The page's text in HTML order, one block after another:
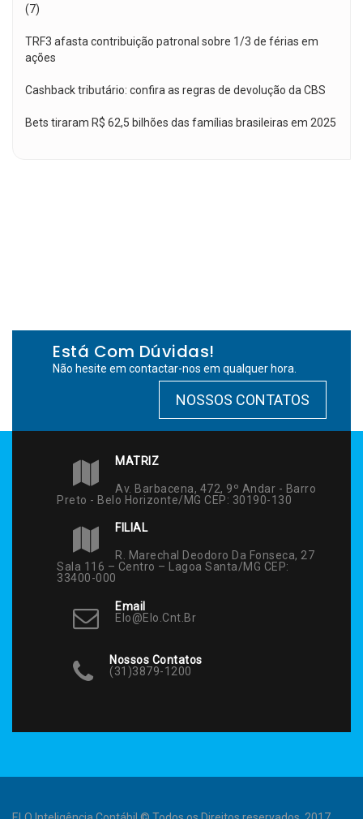
(7)
TRF3 afasta contribuição patronal sobre 1/3 de férias em
ações
Cashback tributário: confira as regras de devolução da CBS
Bets tiraram R$ 62,5 bilhões das famílias brasileiras em 2025
Está Com Dúvidas!
Não hesite em contactar-nos em qualquer hora.
NOSSOS CONTATOS
MATRIZ
Av. Barbacena, 472, 9º Andar - Barro
Preto - Belo Horizonte/MG CEP: 30190-130
FILIAL
R. Marechal Deodoro Da Fonseca, 27
Sala 116 – Centro – Lagoa Santa/MG CEP:
33400-000
Email
Elo@elo.cnt.br
Nossos Contatos
(31)3879-1200